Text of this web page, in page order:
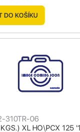
DO KOŠÍKU
XL HO\PCX 125
310TR-06